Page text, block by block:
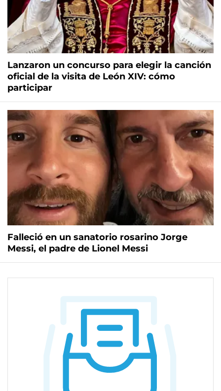
Lanzaron un concurso para elegir la canción
oficial de la visita de León XIV: cómo
participar
Falleció en un sanatorio rosarino Jorge
Messi, el padre de Lionel Messi